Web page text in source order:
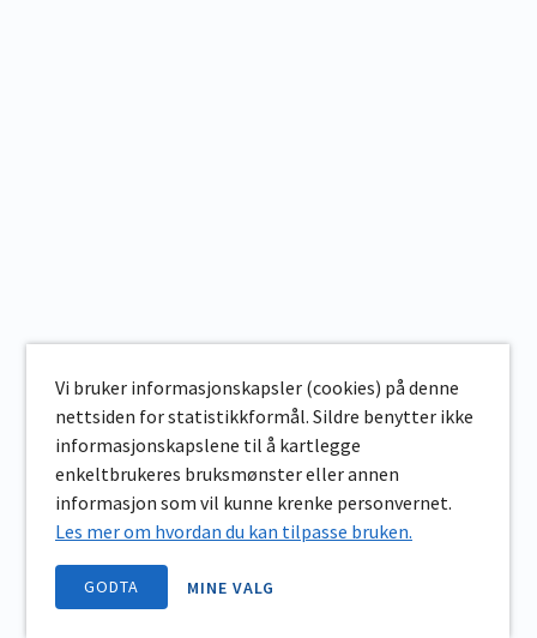
Vi bruker informasjonskapsler (cookies) på denne
nettsiden for statistikkformål. Sildre benytter ikke
informasjonskapslene til å kartlegge
enkeltbrukeres bruksmønster eller annen
informasjon som vil kunne krenke personvernet.
Les mer om hvordan du kan tilpasse bruken.
GODTA MINE VALG